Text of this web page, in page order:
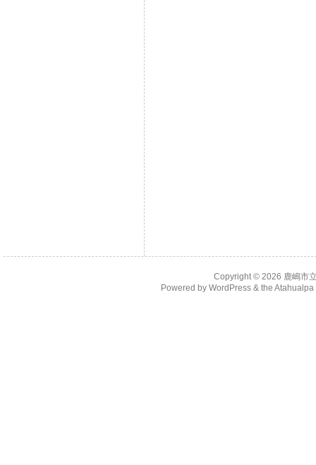
Copyright © 2026 鹿嶋市
Powered by WordPress& the Atahualpa